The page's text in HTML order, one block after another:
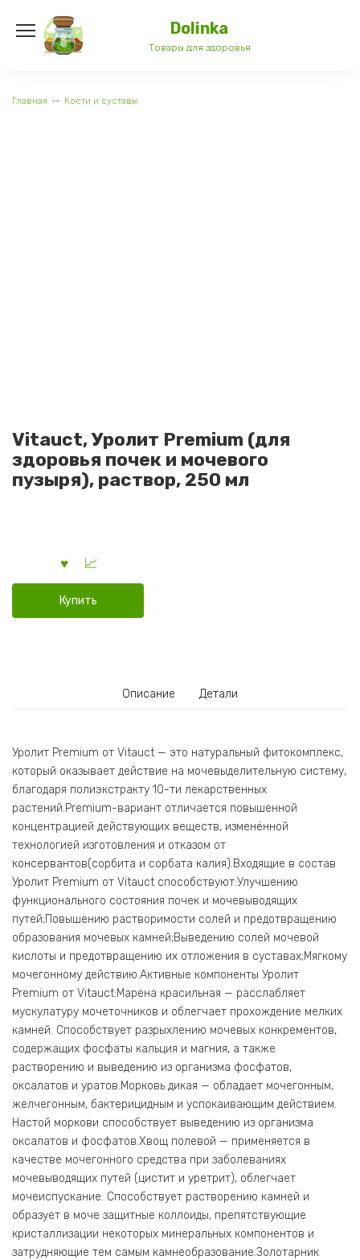
содержанию
Dolinka
Товары для здоровья
Главная Кости и суставы
Vitauct, Уролит Premium (для
здоровья почек и мочевого
пузыря), раствор, 250 мл
Купить
Описание Детали
Уролит Premium от Vitauct — это натуральный фитокомплекс,
который оказывает действие на мочевыделительную систему,
благодаря полиэкстракту 10-ти лекарственных
растений.Premium-вариант отличается повышенной
концентрацией действующих веществ, изменённой
технологией изготовления и отказом от
консервантов(сорбита и сорбата калия).Входящие в состав
Уролит Premium от Vitauct способствуют:Улучшению
функционального состояния почек и мочевыводящих
путей;Повышению растворимости солей и предотвращению
образования мочевых камней;Выведению солей мочевой
кислоты и предотвращению их отложения в суставах;Мягкому
мочегонному действию.Активные компоненты Уролит
Premium от Vitauct:Марена красильная — расслабляет
мускулатуру мочеточников и облегчает прохождение мелких
камней. Способствует разрыхлению мочевых конкрементов,
содержащих фосфаты кальция и магния, а также
растворению и выведению из организма фосфатов,
оксалатов и уратов.Морковь дикая — обладает мочегонным,
желчегонным, бактерицидным и успокаивающим действием.
Настой моркови способствует выведению из организма
оксалатов и фосфатов.Хвощ полевой — применяется в
качестве мочегонного средства при заболеваниях
мочевыводящих путей (цистит и уретрит), облегчает
мочеиспускание. Способствует растворению камней и
образует в моче защитные коллоиды, препятствующие
кристаллизации некоторых минеральных компонентов и
затрудняющие тем самым камнеобразование.Золотарник